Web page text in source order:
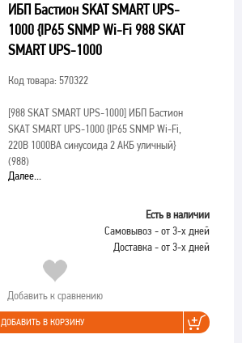
ИБП Бастион SKAT SMART UPS-
1000 {IP65 SNMP Wi-Fi 988 SKAT
SMART UPS-1000
Код товара: 570322
[988 SKAT SMART UPS-1000]ИБП Бастион
SKAT SMART UPS-1000 {IP65 SNMP Wi-Fi,
220В 1000ВА синусоида 2 АКБ уличный}
(988)
Далее...
Есть в наличии
Самовывоз - от 3-х дней
Доставка - от 3-х дней
Добавить к сравнению
ДОБАВИТЬ В КОРЗИНУ